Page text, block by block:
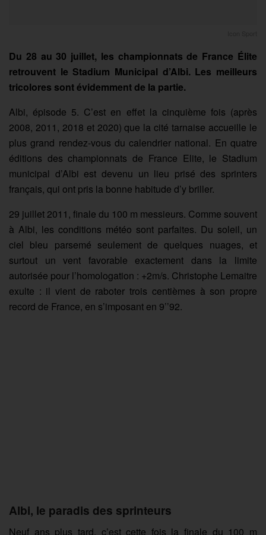
Du 28 au 30 juillet, les championnats de France Élite
retrouvent le Stadium Municipal d’Albi. Les meilleurs
tricolores sont évidemment de la partie.
Albi, épisode 5. C’est en effet la cinquième fois (après
2008, 2011, 2018 et 2020) que la cité tarnaise accueille le
plus grand rendez-vous du calendrier national. En quatre
éditions des championnats de France Elite, le Stadium
municipal d’Albi est devenu un lieu prisé des sprinters
français, qui ont pris la bonne habitude d’y briller.
29 juillet 2011, finale du 100 m messieurs. Comme souvent
à Albi, les conditions météo sont parfaites. Du soleil, un
ciel bleu parsemé seulement de quelques nuages, et
surtout un vent favorable exactement dans la limite
autorisée pour l’homologation : +2m/s. Christophe Lemaitre
exulte : il vient de raboter trois centièmes à son propre
record de France, en s’imposant en 9’’92.
Albi, le paradis des sprinteurs
Neuf ans plus tard, c’est cette fois la finale du 100 m